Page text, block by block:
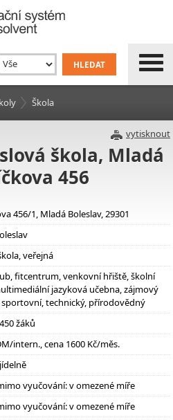
Škola
vytisknout
škola, Mladá
456
456/1, Mladá Boleslav, 29301
veřejná
fitcentrum, venkovní hřiště, školní
jazyková učebna, zájmový
technický, přírodovědný
žáků
intern., cena 1600 Kč/měs.
vyučování: v omezené míře
vyučování: v omezené míře